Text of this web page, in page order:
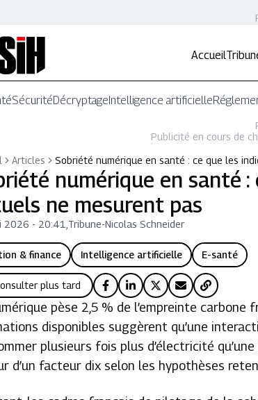
Accueil
SécuritéDécryptageIntelligence artificielle
Publicité en cours de
Articles Sobriété numérique en santé : ce que les
numérique en santé
ne mesurent pas
2026 - 20:41 Tribune-Nicolas Schneider
& finance Intelligence artificielle E-santé
plus tard
pèse 2,5 % de l’empreinte carbone
disponibles suggèrent qu’une
plusieurs fois plus d’électricité
d’un facteur dix selon les hypothèses